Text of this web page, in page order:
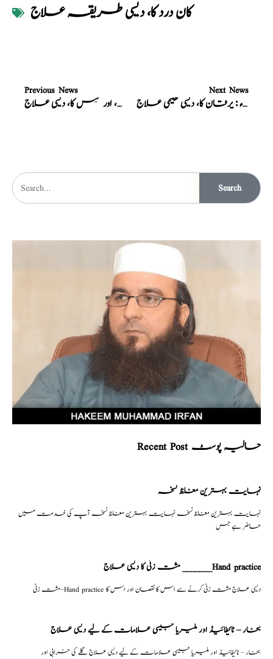
کان درد کا، دیسی طریقہ علاج
Previous News
نسخہ الشفاء : قبض، اور گیس کا، دیسی علاج
Next News
نسخہ الشفاء : یرقان کا، دیسی حکیمی علاج
Search
Recent Post حالیہ پوسٹ
نہایت بہترین مغلظ نسخہ
نہایت بہترین مغلظ نسخہ نہایت بہترین مغلظ نسخہ آپ کی خدمت میں
حاضر ہے جس
مشت زنی کا دیسی علاج _______Hand practice
مشت زنی–Hand practice دیسی علاج مشت زنی کرنے سے اس کا نقصان اور اس کا
بخار – ٹائیفائیڈ اور ملیریا جیسی علامات کے لیے دیسی علاج
بخار – ٹائیفائیڈ اور ملیریا جیسی علامات کے لیے دیسی علاج گلے کی خرابی اور